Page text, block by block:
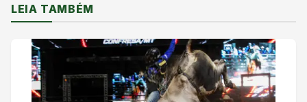
LEIA TAMBÉM